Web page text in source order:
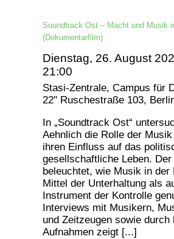
Soundtrack Ost – Macht und Musik
(Dokumentarfilm)
Dienstag, 26. August
21:00
Stasi-Zentrale, Campus für
22" Ruschestraße 103,
In „Soundtrack Ost“
Aehnlich die Rolle der
ihren Einfluss auf das
gesellschaftliche Leben.
beleuchtet, wie Musik in der
Mittel der Unterhaltung als
Instrument der Kontrolle
Interviews mit Musikern,
und Zeitzeugen sowie durch
Aufnahmen zeigt [...]